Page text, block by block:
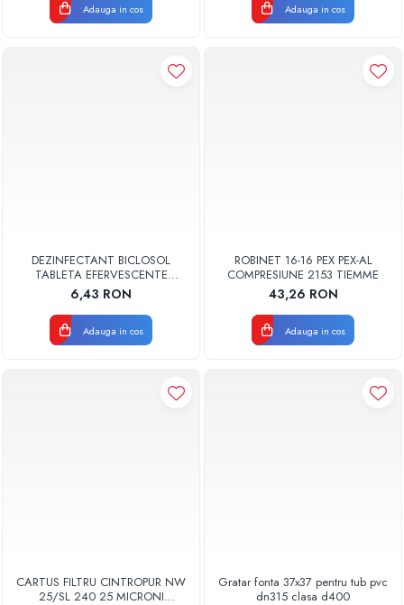
Adauga in cos Adauga in cos
DEZINFECTANT BICLOSOL
TABLETA EFERVESCENTE
CLORAMINA TABLETA CLOR 10
BUC
6,43 RON
Adauga in cos
ROBINET 16-16 PEX PEX-AL
COMPRESIUNE 2153 TIEMME
43,26 RON
Adauga in cos
CARTUS FILTRU CINTROPUR NW
25/SL 240 25 MICRONI
Gratar fonta 37x37 pentru tub pvc
dn315 clasa d400